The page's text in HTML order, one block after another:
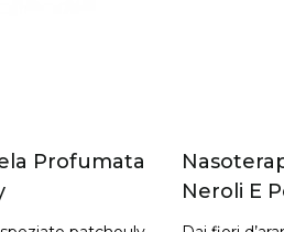
Profumata
Neroli E